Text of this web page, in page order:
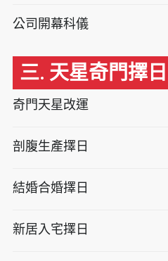
公司開幕科儀
三. 天星奇門擇日
奇門天星改運
剖腹生產擇日
結婚合婚擇日
新居入宅擇日